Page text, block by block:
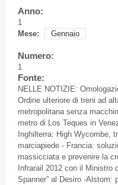
Anno:
1
Mese:
Gennaio
Numero:
1
Fonte:
NELLE NOTIZIE:
Ordine ulteriore di treni ad
metropolitana senza
metro di Los Teques in
Inghilterra: High Wycombe,
marciapiede - Francia:
massicciata e prevenire la
Infrarail 2012 con il Ministro
Spanner” al Desiro -Alstom: